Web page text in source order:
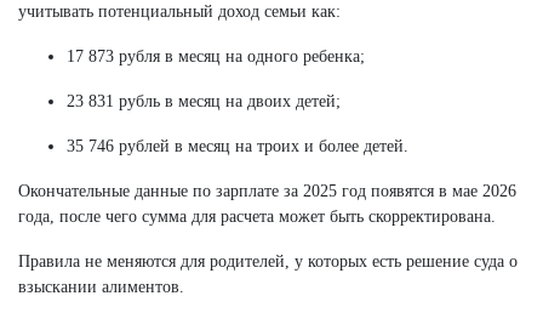
учитывать потенциальный доход семьи как:
17 873 рубля в месяц на одного ребенка;
23 831 рубль в месяц на двоих детей;
35 746 рублей в месяц на троих и более детей.
Окончательные данные по зарплате за 2025 год появятся в мае 2026
года, после чего сумма для расчета может быть скорректирована.
Правила не меняются для родителей, у которых есть решение суда о
взыскании алиментов.